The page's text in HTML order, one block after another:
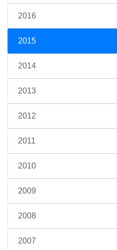
2016
2015
2014
2013
2012
2011
2010
2009
2008
2007